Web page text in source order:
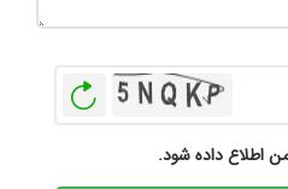
اطلاع داده شود.